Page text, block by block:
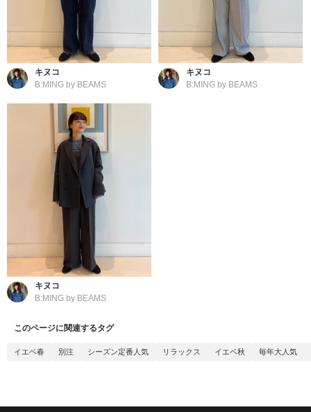
キヌコ
B:MING by BEAMS
キヌコ
B:MING by BEAMS
キヌコ
B:MING by BEAMS
このページに関連するタグ
イエベ春 別注 シーズン定番人気 リラックス イエベ秋 毎年大人気